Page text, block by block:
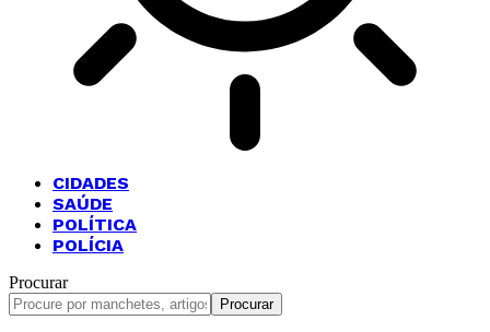
CIDADES
SAÚDE
POLÍTICA
POLÍCIA
Procurar